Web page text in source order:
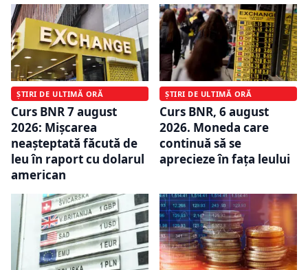
ȘTIRI DE ULTIMĂ ORĂ
Curs BNR 7 august
2026: Mișcarea
neașteptată făcută de
leu în raport cu dolarul
american
ȘTIRI DE ULTIMĂ ORĂ
Curs BNR, 6 august
2026. Moneda care
continuă să se
aprecieze în fața leului